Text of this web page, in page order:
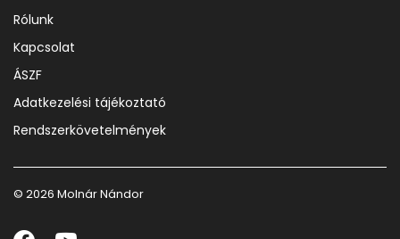
Rólunk
Kapcsolat
ÁSZF
Adatkezelési tájékoztató
Rendszerkövetelmények
© 2026 Molnár Nándor